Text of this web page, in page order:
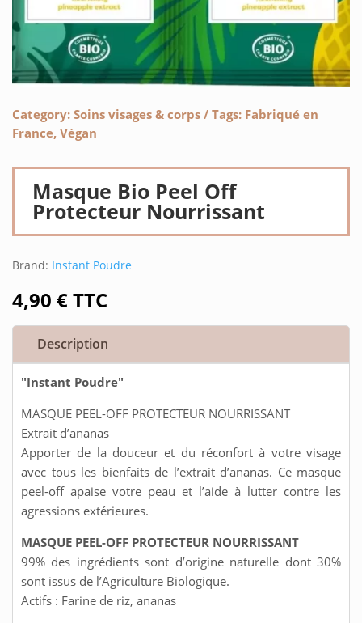
Category: Soins visages & corps Tags: Fabriqué en
France, Végan
Masque Bio Peel Off
Protecteur Nourrissant
Brand: Instant Poudre
4,90 €TTC
Description
"Instant Poudre"
MASQUE PEEL-OFF PROTECTEUR NOURRISSANT
Extrait d’ananas
Apporter de la douceur et du réconfort à votre visage
avec tous les bienfaits de l’extrait d’ananas. Ce masque
peel-off apaise votre peau et l’aide à lutter contre les
agressions extérieures.
MASQUE PEEL-OFF PROTECTEUR NOURRISSANT
99% des ingrédients sont d’origine naturelle dont 30%
sont issus de l’Agriculture Biologique.
Actifs : Farine de riz, ananas